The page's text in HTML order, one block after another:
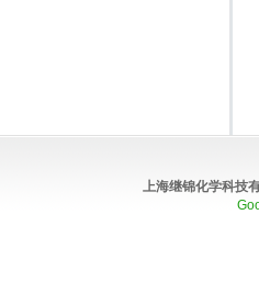
上海继锦化学科技